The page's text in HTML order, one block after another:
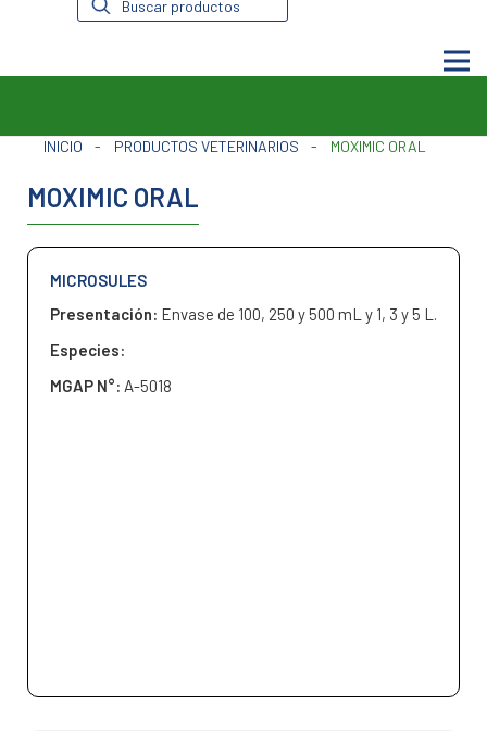
de
INICIO - PRODUCTOS VETERINARIOS - MOXIMIC ORAL
MOXIMIC ORAL
MICROSULES
Presentación: Envase de 100, 250 y 500 mL y 1, 3 y 5 L.
Especies:
MGAP N°: A-5018